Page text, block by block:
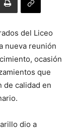
del Liceo
nueva reunión
ocasión
que
de calidad en
dio a